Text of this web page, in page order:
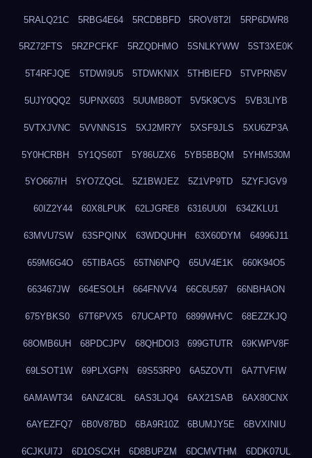
5RALQ21C 5RBG4E64 5RCDBBFD 5ROV8T2I 5RP6DWR8
5RZ72FTS 5RZPCFKF 5RZQDHMO 5SNLKYWW 5ST3XE0K
5T4RFJQE 5TDWI9U5 5TDWKNIX 5THBIEFD 5TVPRN5V
5UJY0QQ2 5UPNX603 5UUMB8OT 5V5K9CVS 5VB3LIYB
5VTXJVNC 5VVNNS1S 5XJ2MR7Y 5XSF9JLS 5XU6ZP3A
5Y0HCRBH 5Y1QS60T 5Y86UZX6 5YB5BBQM 5YHM530M
5YO667IH 5YO7ZQGL 5Z1BWJEZ 5Z1VP9TD 5ZYFJGV9
60IZ2Y44 60X8LPUK 62LJGRE8 6316UU0I 634ZKLU1
63MVU7SW 63SPQINX 63WDQUHH 63X60DYM 64996J11
659M6G4O 65TIBAG5 65TN6NPQ 65UV4E1K 660K94O5
663467JW 664ESOLH 664FNVV4 66C6U597 66NBHAON
675YBKS0 67T6PVX5 67UCAPT0 6899WHVC 68EZZKJQ
68OMB6UH 68PDCJPV 68QHDOI3 699GTUTR 69KWPV8F
69LSOT1W 69PLXGPN 69S53RP0 6A5ZOVTI 6A7TVFIW
6AMAWT34 6ANZ4C8L 6AS3LJQ4 6AX21SAB 6AX80CNX
6AYEZFQ7 6B0V87BD 6BA9R10Z 6BUMJY5E 6BVXINIU
6CJKUI7J 6D1OSCXH 6D8BUPZM 6DCMVTHM 6DDK07UL